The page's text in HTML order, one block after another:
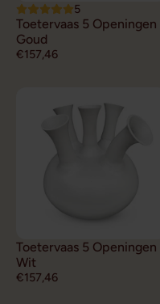
5
Toetervaas 5 Openingen
Goud
€157,46
Toetervaas 5 Openingen
Wit
€157,46